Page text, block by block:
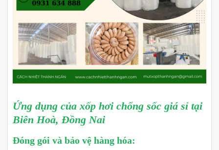
Ứng dụng của xốp hơi chống sốc giá sỉ tại
Biên Hoà, Đồng Nai
Đóng gói và bảo vệ hàng hóa: